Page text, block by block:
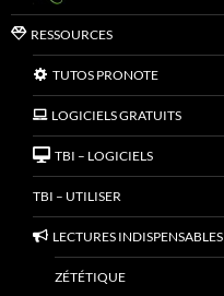
RESSOURCES
TUTOS PRONOTE
LOGICIELS GRATUITS
TBI – LOGICIELS
TBI – UTILISER
LECTURES INDISPENSABLES
ZÉTÉTIQUE